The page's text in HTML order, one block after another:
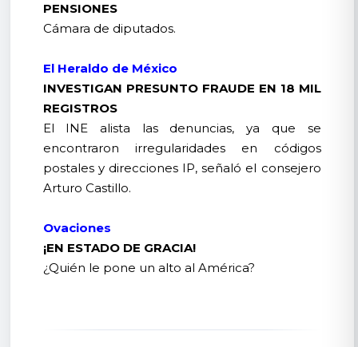
PENSIONES
Cámara de diputados.
El Heraldo de México
INVESTIGAN PRESUNTO FRAUDE EN 18 MIL
REGISTROS
El INE alista las denuncias, ya que se
encontraron irregularidades en códigos
postales y direcciones IP, señaló el consejero
Arturo Castillo.
Ovaciones
¡EN ESTADO DE GRACIA!
¿Quién le pone un alto al América?